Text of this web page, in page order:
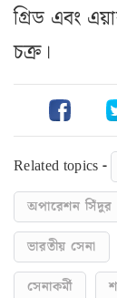
গ্রিড এবং
চক্র।
Related topics -
অপারেশন সিঁদুর
ভারতীয় সেনা
সেনাকর্মী